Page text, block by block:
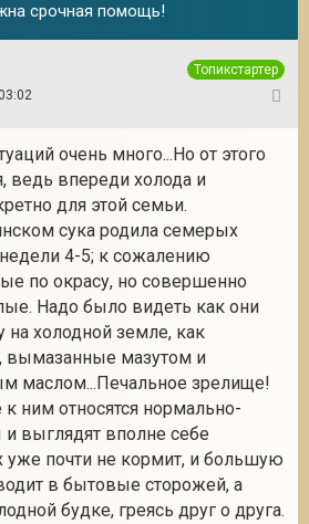
срочная помощь!
Топикстартер
очень много...Но от этого
ведь впереди холода и
для этой семьи.
сука родила семерых
4-5; к сожалению
по окрасу, но совершенно
Надо было видеть как они
на холодной земле, как
вымазанные мазутом и
маслом...Печальное зрелище!
к ним относятся нормально-
выглядят вполне себе
уже почти не кормит, и большую
в бытовые сторожей, а
будке, греясь друг о друга.